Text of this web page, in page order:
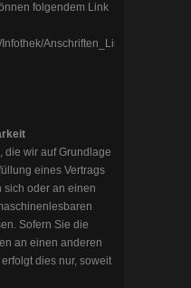
folgendem Link
Anschriften_Links/
die wir auf Grundlage
eines Vertrags
sich oder an einen
Sofern Sie die
an einen anderen
dies nur, soweit